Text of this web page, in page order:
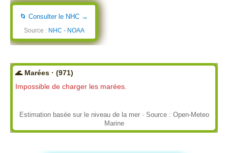
🌀 Consulter le NHC →
Source : NHC - NOAA
🌊 Marées · (971)
Impossible de charger les marées.
Estimation basée sur le niveau de la mer · Source : Open-Meteo
Marine